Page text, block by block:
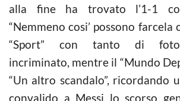
alla fine ha trovato l’1-1
“Nemmeno cosi’ possono farcela
“Sport” con tanto di foto
incriminato, mentre il “Mundo
“Un altro scandalo”, ricordando
convalido a Messi lo scorso